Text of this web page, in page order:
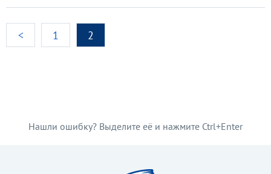
< 1 2
Нашли ошибку? Выделите её и нажмите Ctrl+Enter